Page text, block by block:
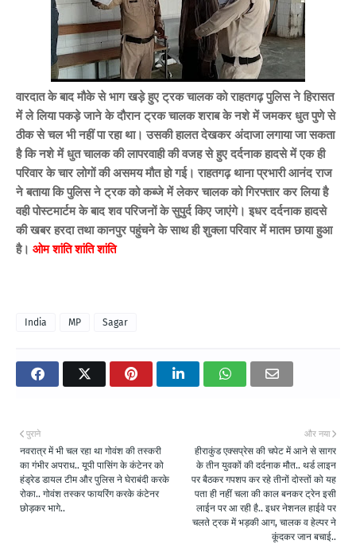
वारदात के बाद मौके से भाग खड़े हुए ट्रक चालक को राहतगढ़ पुलिस ने हिरासत
में ले लिया पकड़े जाने के दौरान ट्रक चालक शराब के नशे में जमकर धुत पुणे से
ठीक से चल भी नहीं पा रहा था। उसकी हालत देखकर अंदाजा लगाया जा सकता
है कि नशे में धुत चालक की लापरवाही की वजह से हुए दर्दनाक हादसे में एक ही
परिवार के चार लोगों की असमय मौत हो गई। राहतगढ़ थाना प्रभारी आनंद राज
ने बताया कि पुलिस ने ट्रक को कब्जे में लेकर चालक को गिरफ्तार कर लिया है
वही पोस्टमार्टम के बाद शव परिजनों के सुपुर्द किए जाएंगे। इधर दर्दनाक हादसे
की खबर हरदा तथा कानपुर पहुंचने के साथ ही शुक्ला परिवार में मातम छाया हुआ
है। ओम शांति शांति शांति
India MP Sagar
और नया
हीराकुंड एक्सप्रेस की चपेट में आने से सागर
के तीन युवकों की दर्दनाक मौत.. थर्ड लाइन
पर बैठकर गपशप कर रहे तीनों दोस्तों को यह
पता ही नहीं चला की काल बनकर ट्रेन इसी
लाईन पर आ रही है.. इधर नेशनल हाईवे पर
चलते ट्रक में भड़की आग, चालक व हेल्पर ने
कूंदकर जान बचाई..
पुराने
नवरात्र में भी चल रहा था गोवंश की तस्करी
का गंभीर अपराध.. यूपी पासिंग के कंटेनर को
हंड्रेड डायल टीम और पुलिस ने घेराबंदी करके
रोका.. गोवंश तस्कर फायरिंग करके कंटेनर
छोड़कर भागे..